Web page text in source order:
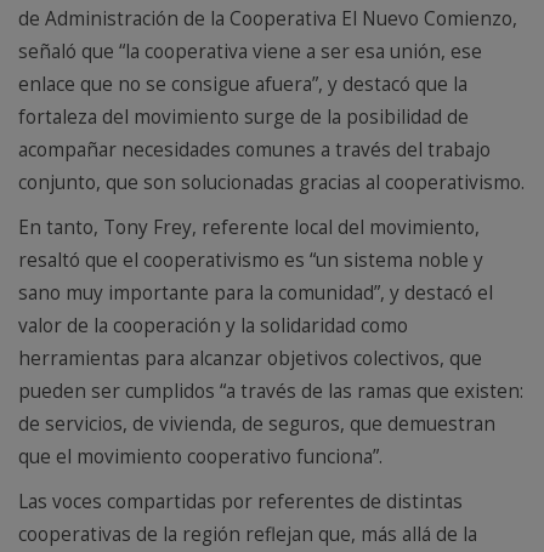
de Administración de la Cooperativa El Nuevo Comienzo,
señaló que “la cooperativa viene a ser esa unión, ese
enlace que no se consigue afuera”, y destacó que la
fortaleza del movimiento surge de la posibilidad de
acompañar necesidades comunes a través del trabajo
conjunto, que son solucionadas gracias al cooperativismo.
En tanto, Tony Frey, referente local del movimiento,
resaltó que el cooperativismo es “un sistema noble y
sano muy importante para la comunidad”, y destacó el
valor de la cooperación y la solidaridad como
herramientas para alcanzar objetivos colectivos, que
pueden ser cumplidos “a través de las ramas que existen:
de servicios, de vivienda, de seguros, que demuestran
que el movimiento cooperativo funciona”.
Las voces compartidas por referentes de distintas
cooperativas de la región reflejan que, más allá de la